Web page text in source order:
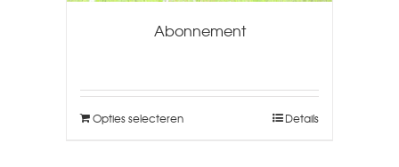
Abonnement
Opties selecteren Details